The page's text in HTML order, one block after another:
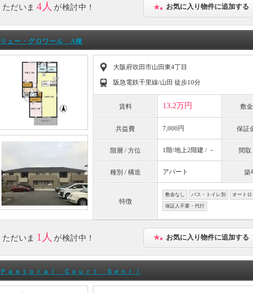
ただいま 4人 が検討中！ お気に入り物件に追加する
リュー・グロワール A棟
大阪府吹田市山田東4丁目
阪急電鉄千里線/山田 徒歩10分
賃料 13.2万円 敷
共益費 7,000円 保証
階層 / 方位 1階/地上2階建 / － 間取
種別 / 構造 アパート 築
特徴
敷金なし バス・トイレ別 オートロ
保証人不要・代行
ただいま 1人 が検討中！ お気に入り物件に追加する
Ｐａｓｔｏｒａｌ Ｃｏｕｒｔ Ｓｅｎｒｉ